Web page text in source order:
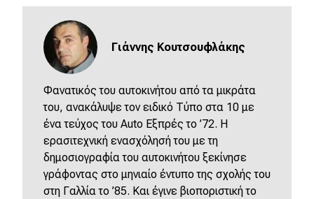
Γιάννης Κουτσουφλάκης
Φανατικός του αυτοκινήτου από τα μικράτα
του, ανακάλυψε τον ειδικό Τύπο στα 10 με
ένα τεύχος του Αuto Εξπρές το ’72. Η
ερασιτεχνική ενασχόλησή του με τη
δημοσιογραφία του αυτοκινήτου ξεκίνησε
γράφοντας στο μηνιαίο έντυπο της σχολής του
στη Γαλλία το ’85. Και έγινε βιοποριστική το